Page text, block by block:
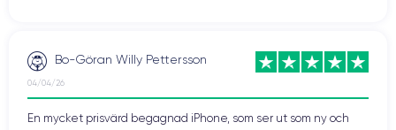
Bo-Göran Willy Pettersson
04/04/26
En mycket prisvärd begagnad iPhone, som ser ut som ny och